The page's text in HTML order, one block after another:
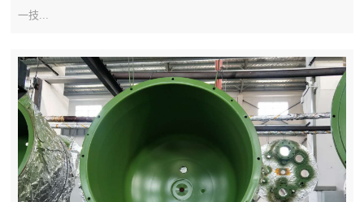
一技...